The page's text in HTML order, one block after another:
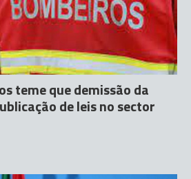
teme que demissão da
de leis no sector